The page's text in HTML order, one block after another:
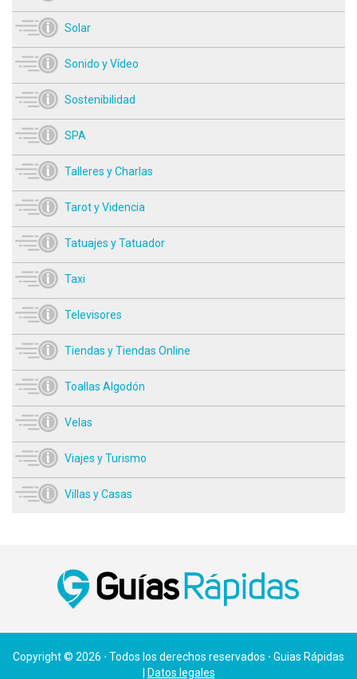
Solar
Sonido y Vídeo
Sostenibilidad
SPA
Talleres y Charlas
Tarot y Videncia
Tatuajes y Tatuador
Taxi
Televisores
Tiendas y Tiendas Online
Toallas Algodón
Velas
Viajes y Turismo
Villas y Casas
Copyright © 2026 ⋅ Todos los derechos reservados ⋅ Guias Rápidas
Datos legales